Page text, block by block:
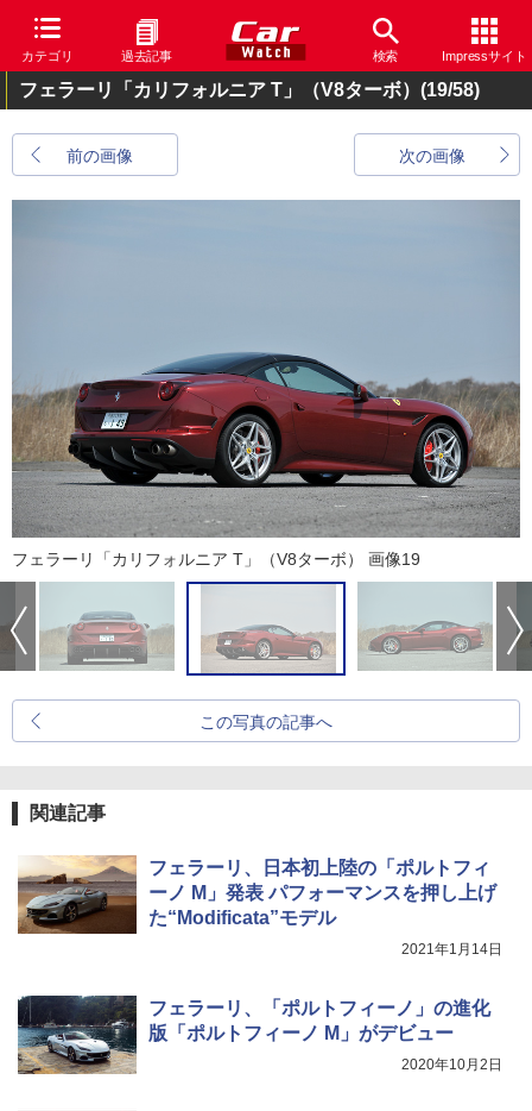
カテゴリ 過去記事 検索 Impressサイト
フェラーリ「カリフォルニア T」（V8ターボ） (19/58)
前の画像 次の画像
フェラーリ「カリフォルニア T」（V8ターボ） 画像19
この写真の記事へ
関連記事
フェラーリ、日本初上陸の「ポルトフィ
ーノ M」発表 パフォーマンスを押し上げ
た“Modificata”モデル
2021年1月14日
フェラーリ、「ポルトフィーノ」の進化
版「ポルトフィーノ M」がデビュー
2020年10月2日